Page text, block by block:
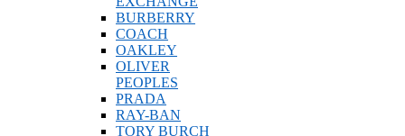
BURBERRY
COACH
OAKLEY
OLIVER
PEOPLES
PRADA
RAY-BAN
TORY BURCH